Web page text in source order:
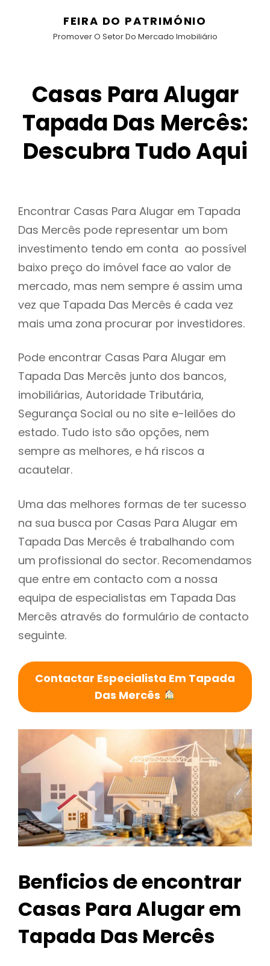
FEIRA DO PATRIMÓNIO
Promover O Setor Do Mercado Imobiliário
Casas Para Alugar
Tapada Das Mercês:
Descubra Tudo Aqui
Encontrar Casas Para Alugar em Tapada
Das Mercês pode representar um bom
investimento tendo em conta ao possível
baixo preço do imóvel face ao valor de
mercado, mas nem sempre é assim uma
vez que Tapada Das Mercês é cada vez
mais uma zona procurar por investidores.
Pode encontrar Casas Para Alugar em
Tapada Das Mercês junto dos bancos,
imobiliárias, Autoridade Tributária,
Segurança Social ou no site e-leilões do
estado. Tudo isto são opções, nem
sempre as melhores, e há riscos a
acautelar.
Uma das melhores formas de ter sucesso
na sua busca por Casas Para Alugar em
Tapada Das Mercês é trabalhando com
um profissional do sector. Recomendamos
que entre em contacto com a nossa
equipa de especialistas em Tapada Das
Mercês através do formulário de contacto
seguinte.
Contactar Especialista Em Tapada
Das Mercês
Benficios de encontrar
Casas Para Alugar em
Tapada Das Mercês